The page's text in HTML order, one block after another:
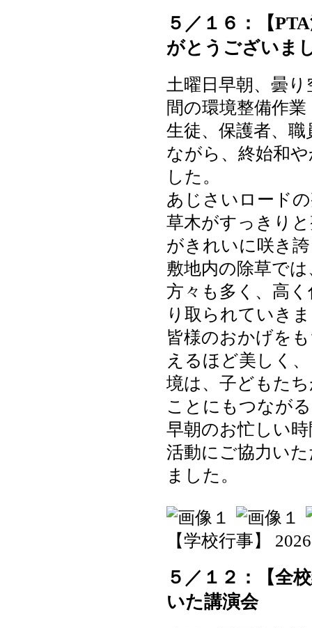
５／１６：【
がとうございま
土曜日早朝、曇
間の環境整備作
生徒、保護者、
ながら、終始和
した。
あじさいロード
草木がすっきり
がきれいに咲き
敷地内の除草で
方々も多く、高
り取られていき
皆様のおかげを
えるほど美しく
境は、子どもた
ことにもつなが
早朝のお忙しい
活動にご協力い
ました。
【学校行事】
５／１２：【全
いた講演会